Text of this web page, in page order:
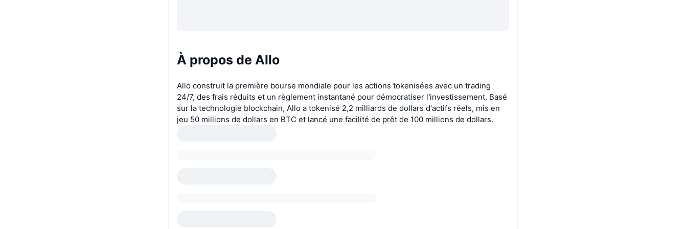
À propos de Allo
Allo construit la première bourse mondiale pour les actions tokenisées avec un trading
24/7, des frais réduits et un règlement instantané pour démocratiser l'investissement. Basé
sur la technologie blockchain, Allo a tokenisé 2,2 milliards de dollars d'actifs réels, mis en
jeu 50 millions de dollars en BTC et lancé une facilité de prêt de 100 millions de dollars.